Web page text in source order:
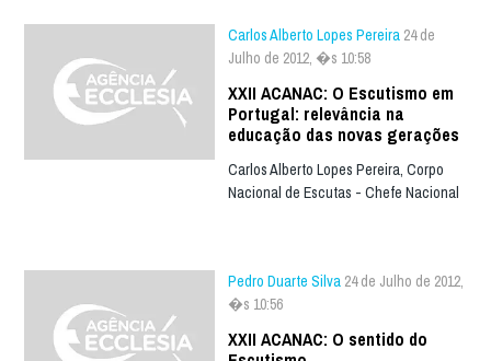
Carlos Alberto Lopes Pereira 24 de
Julho de 2012, �s 10:58
XXII ACANAC: O Escutismo em
Portugal: relevância na
educação das novas gerações
Carlos Alberto Lopes Pereira, Corpo
Nacional de Escutas - Chefe Nacional
Pedro Duarte Silva 24 de Julho de 2012,
�s 10:56
XXII ACANAC: O sentido do